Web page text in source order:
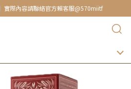
實際內容請聯絡官方賴客服@570miitf